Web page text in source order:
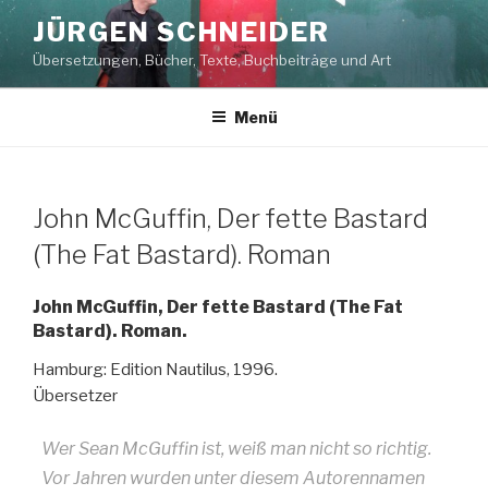
Zum
Inhalt
springen
JÜRGEN SCHNEIDER
Übersetzungen, Bücher, Texte, Buchbeiträge und Art
Menü
John McGuffin, Der fette Bastard
(The Fat Bastard). Roman
John McGuffin, Der fette Bastard (The Fat
Bastard). Roman.
Hamburg: Edition Nautilus, 1996.
Übersetzer
Wer Sean McGuffin ist, weiß man nicht so richtig.
Vor Jahren wurden unter diesem Autorennamen